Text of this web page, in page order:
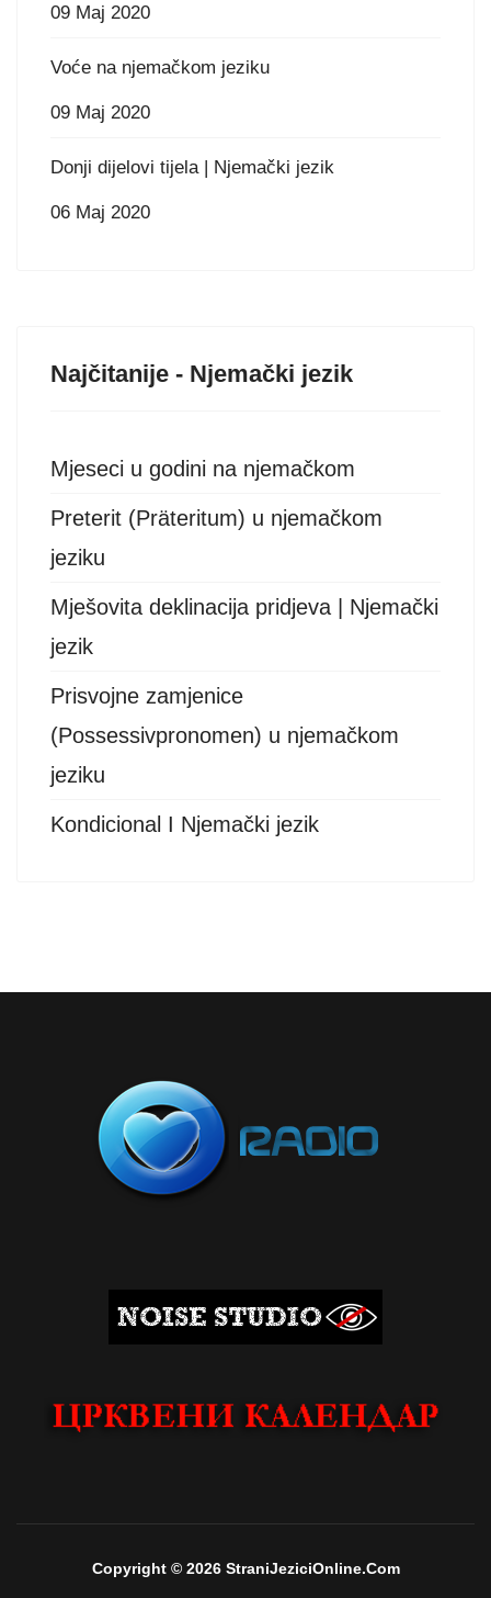
09 Maj 2020
Voće na njemačkom jeziku
09 Maj 2020
Donji dijelovi tijela | Njemački jezik
06 Maj 2020
Najčitanije - Njemački jezik
Mjeseci u godini na njemačkom
Preterit (Präteritum) u njemačkom
jeziku
Mješovita deklinacija pridjeva | Njemački
jezik
Prisvojne zamjenice
(Possessivpronomen) u njemačkom
jeziku
Kondicional I Njemački jezik
Copyright © 2026 StraniJeziciOnline.Com